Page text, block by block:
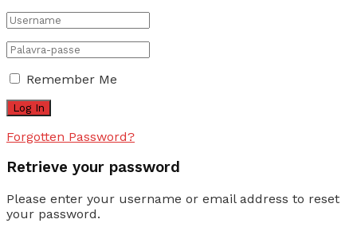
Remember Me
Forgotten Password?
Retrieve your password
Please enter your username or email address to reset
your password.